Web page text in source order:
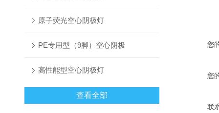
原子荧光空心阴极灯
PE专用型（9脚）空心阴极
高性能型空心阴极灯
查看全部
您
您
联